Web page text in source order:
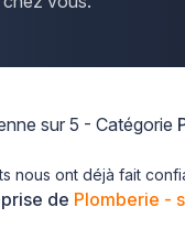
de Plomberie -
sur 5 - Catégorie
nous ont déjà fait